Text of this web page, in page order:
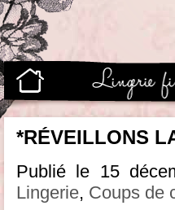
*RÉVEILLONS
Publié le 15
Lingerie, Coups de